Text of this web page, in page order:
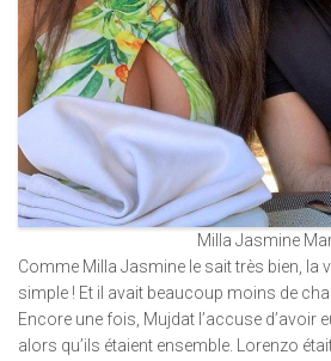
Milla Jasmine
Comme Milla Jasmine le sait très bien, la
simple ! Et il avait beaucoup moins de
Encore une fois, Mujdat l’accuse d’avoir
alors qu’ils étaient ensemble. Lorenzo